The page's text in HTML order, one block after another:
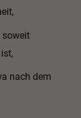
soweit
nach dem